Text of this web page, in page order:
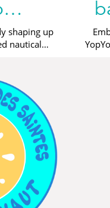
a
Les
shaping up
nautical